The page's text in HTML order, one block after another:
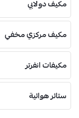
مكيف دولابي
مكيف مركزي مخفي
مكيفات انفرتر
ستائر هوائية